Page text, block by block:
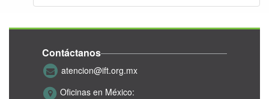
Contáctanos
atencion@ift.org.mx
Oficinas en México: